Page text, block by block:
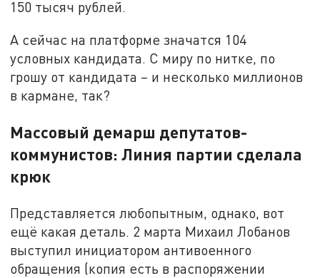
150 тысяч рублей.
А сейчас на платформе значатся 104
условных кандидата. С миру по нитке, по
грошу от кандидата – и несколько миллионов
в кармане, так?
Массовый демарш депутатов-
коммунистов: Линия партии сделала
крюк
Представляется любопытным, однако, вот
ещё какая деталь. 2 марта Михаил Лобанов
выступил инициатором антивоенного
обращения (копия есть в распоряжении